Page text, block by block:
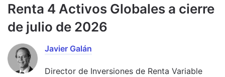
Renta 4 Activos Globales a cierre
de julio de 2026
Javier Galán
Director de Inversiones de Renta Variable